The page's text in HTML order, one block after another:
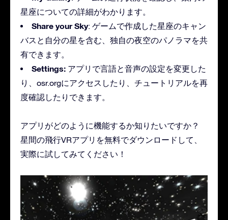
星座についての詳細がわかります。
Share your Sky: ゲームで作成した星座のキャン
バスと自分の星を含む、独自の夜空のパノラマを共
有できます。
Settings: アプリで言語と音声の設定を変更した
り、osr.orgにアクセスしたり、チュートリアルを再
度確認したりできます。
アプリがどのように機能するか知りたいですか？
星間の飛行VRアプリを無料でダウンロードして、
実際に試してみてください！